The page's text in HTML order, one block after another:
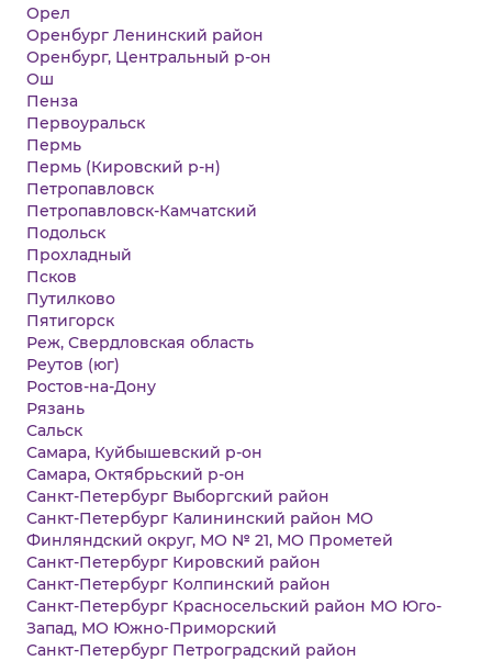
Орел
Оренбург Ленинский район
Оренбург, Центральный р-он
Ош
Пенза
Первоуральск
Пермь
Пермь (Кировский р-н)
Петропавловск
Петропавловск-Камчатский
Подольск
Прохладный
Псков
Путилково
Пятигорск
Реж, Свердловская область
Реутов (юг)
Ростов-на-Дону
Рязань
Сальск
Самара, Куйбышевский р-он
Самара, Октябрьский р-он
Санкт-Петербург Выборгский район
Санкт-Петербург Калининский район МО
Финляндский округ, МО № 21, МО Прометей
Санкт-Петербург Кировский район
Санкт-Петербург Колпинский район
Санкт-Петербург Красносельский район МО Юго-
Запад, МО Южно-Приморский
Санкт-Петербург Петроградский район